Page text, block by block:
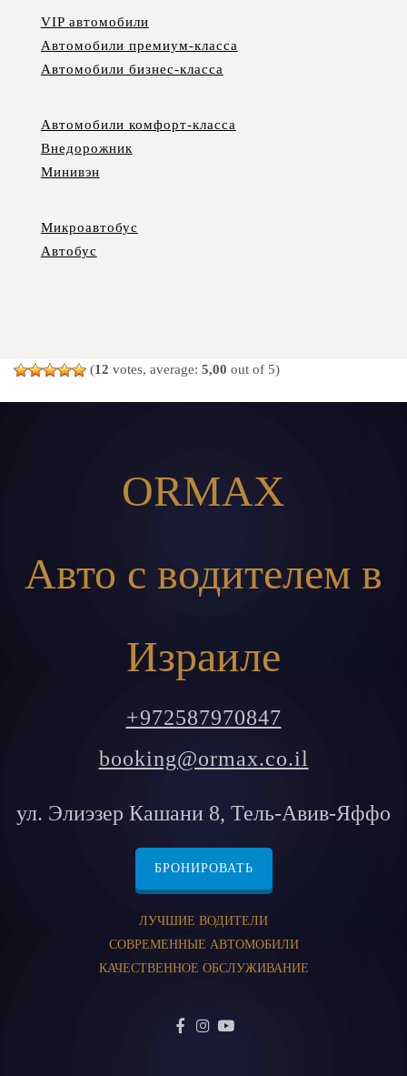
VIP автомобили
Автомобили премиум-класса
Автомобили бизнес-класса
Автомобили комфорт-класса
Внедорожник
Минивэн
Микроавтобус
Автобус
(12 votes, average: 5,00 out of 5)
ORMAX
Авто с водителем в
Израиле
+972587970847
booking@ormax.co.il
ул. Элиэзер Кашани 8, Тель-Авив-Яффо
БРОНИРОВАТЬ
ЛУЧШИЕ ВОДИТЕЛИ
СОВРЕМЕННЫЕ АВТОМОБИЛИ
КАЧЕСТВЕННОЕ ОБСЛУЖИВАНИЕ